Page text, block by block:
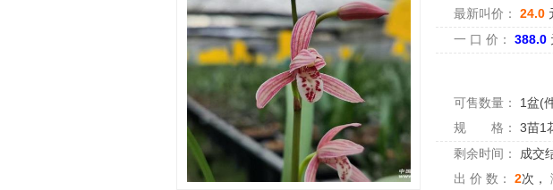
最新叫价：
24.0
一 口 价：
388.0
可售数量： 1盆(
规 格：
3苗1
剩余时间：
成交
出 价 数：
2次，